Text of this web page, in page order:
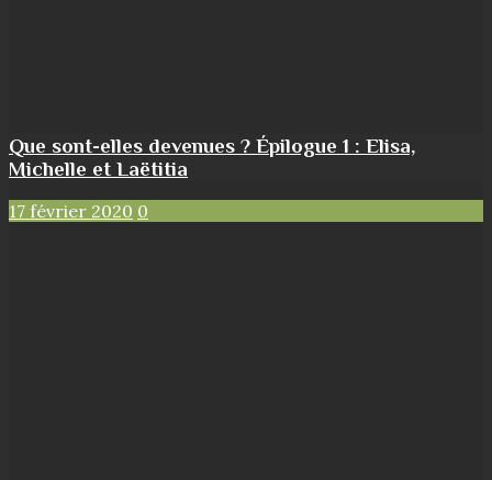
Que sont-elles devenues ? Épilogue 1 : Elisa,
Michelle et Laëtitia
17 février 2020 0